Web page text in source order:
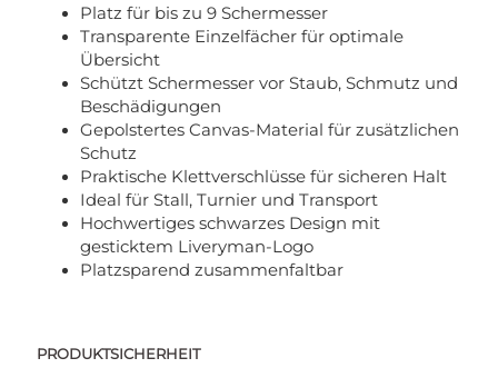
PRODUKTSICHERHEIT
Platz für bis zu 9 Schermesser
Transparente Einzelfächer für optimale
Übersicht
Schützt Schermesser vor Staub, Schmutz und
Beschädigungen
Gepolstertes Canvas-Material für zusätzlichen
Schutz
Praktische Klettverschlüsse für sicheren Halt
Ideal für Stall, Turnier und Transport
Hochwertiges schwarzes Design mit
gesticktem Liveryman-Logo
Platzsparend zusammenfaltbar